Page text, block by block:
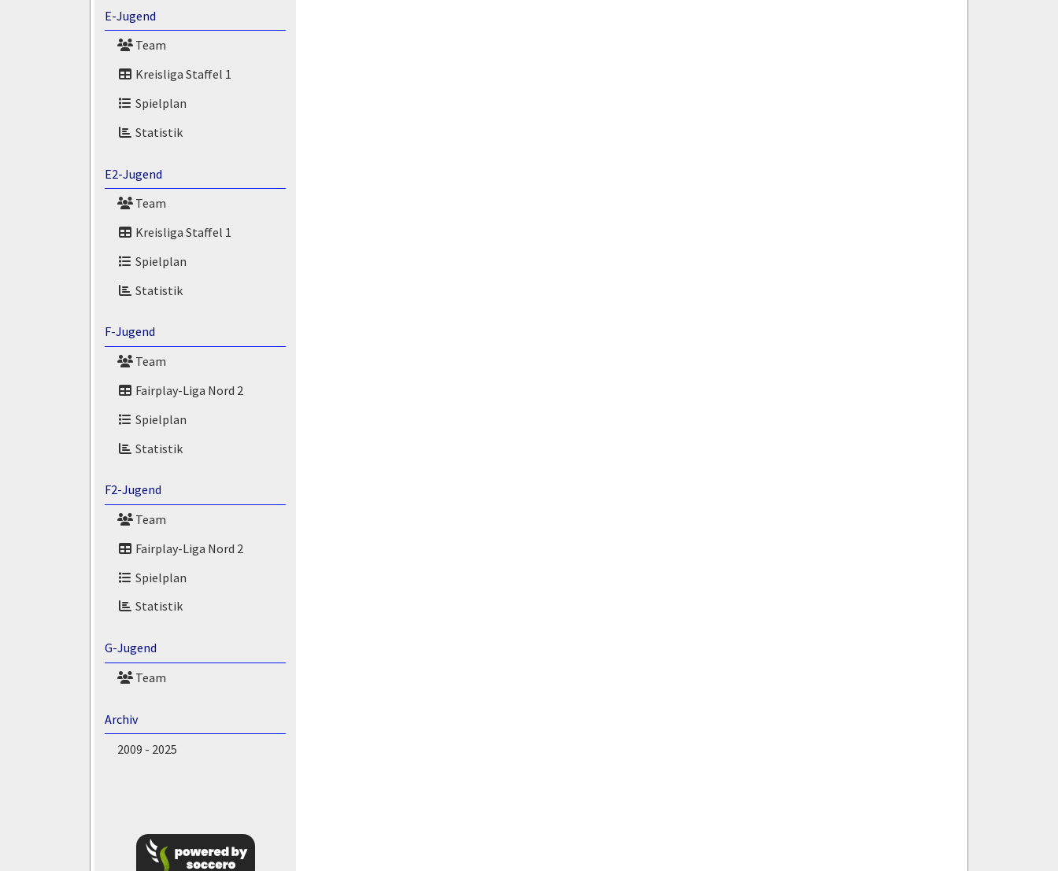
E-Jugend
Team
Kreisliga Staffel 1
Spielplan
Statistik
E2-Jugend
Team
Kreisliga Staffel 1
Spielplan
Statistik
F-Jugend
Team
Fairplay-Liga Nord 2
Spielplan
Statistik
F2-Jugend
Team
Fairplay-Liga Nord 2
Spielplan
Statistik
G-Jugend
Team
Archiv
2009 - 2025